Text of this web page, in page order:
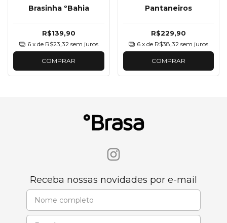
Brasinha ºBahia
R$139,90
6 x de R$23,32 sem juros
COMPRAR
Pantaneiros
R$229,90
6 x de R$38,32 sem juros
COMPRAR
Receba nossas novidades por e-mail